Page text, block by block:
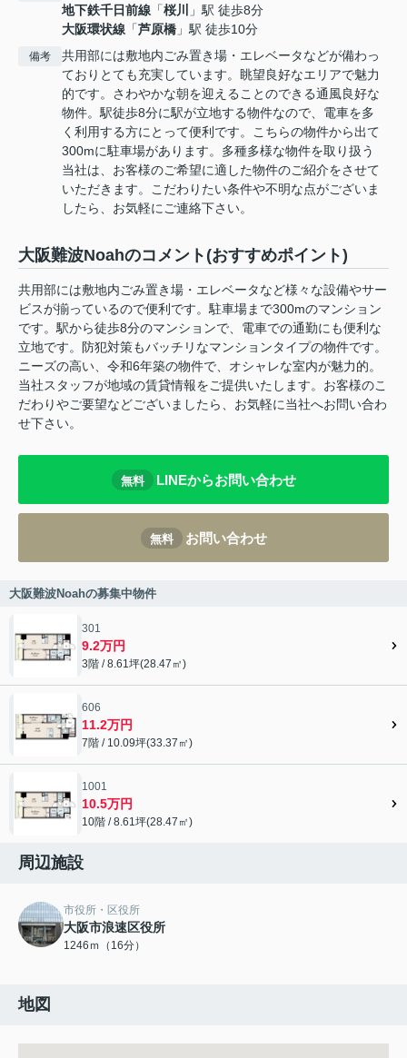
地下鉄千日前線 「桜川
」駅 徒歩8分
大阪環状線 「芦原橋 」駅 徒歩10分
備考
共用部には敷地内ごみ置き場・エレベータなどが備わっ
ておりとても充実しています。眺望良好なエリアで魅力
的です。さわやかな朝を迎えることのできる通風良好な
物件。駅徒歩8分に駅が立地する物件なので、電車を多
く利用する方にとって便利です。こちらの物件から出て
300mに駐車場があります。多種多様な物件を取り扱う
当社は、お客様のご希望に適した物件のご紹介をさせて
いただきます。こだわりたい条件や不明な点がございま
したら、お気軽にご連絡下さい。
大阪難波Noahのコメント(おすすめポイント)
共用部には敷地内ごみ置き場・エレベータなど様々な設備やサー
ビスが揃っているので便利です。駐車場まで300mのマンション
です。駅から徒歩8分のマンションで、電車での通勤にも便利な
立地です。防犯対策もバッチリなマンションタイプの物件です。
ニーズの高い、令和6年築の物件で、オシャレな室内が魅力的。
当社スタッフが地域の賃貸情報をご提供いたします。お客様のこ
だわりやご要望などございましたら、お気軽に当社へお問い合わ
せ下さい。
無料 LINEからお問い合わせ
無料 お問い合わせ
大阪難波Noahの募集中物件
301
9.2万円
3階 / 8.61坪(28.47㎡)
606
11.2万円
7階 / 10.09坪(33.37㎡)
1001
10.5万円
10階 / 8.61坪(28.47㎡)
周辺施設
市役所・区役所
大阪市浪速区役所
1246ｍ（16分）
地図